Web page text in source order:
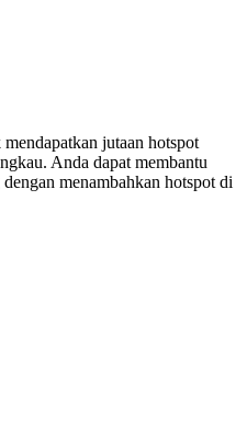
jutaan hotspot
Anda dapat membantu
menambahkan hotspot di